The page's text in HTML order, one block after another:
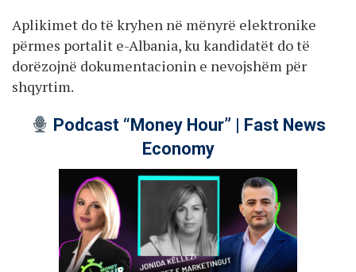
Aplikimet do të kryhen në mënyrë elektronike
përmes portalit e-Albania, ku kandidatët do të
dorëzojnë dokumentacionin e nevojshëm për
shqyrtim.
Podcast “Money Hour” | Fast News
Economy